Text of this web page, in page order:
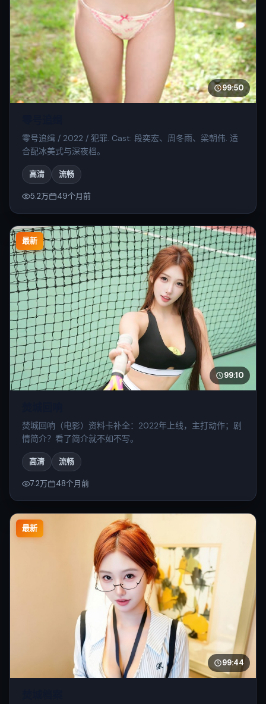
99:50
零号追缉 / 2022 / 犯罪. Cast: 段奕宏、周冬雨、梁朝伟. 适
合配冰美式与深夜档。
高清 流畅
5.2万 49个月前
最新
99:10
焚城回响（电影）资料卡补全：2022年上线，主打动作；剧
情简介？看了简介就不如不写。
高清 流畅
7.2万 48个月前
最新
99:44